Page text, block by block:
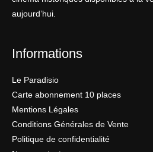
aujourd’hui.
Informations
Le Paradisio
Carte abonnement 10 places
Mentions Légales
Conditions Générales de Vente
Politique de confidentialité